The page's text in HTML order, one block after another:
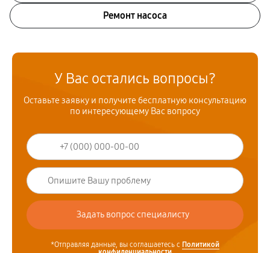
Ремонт насоса
У Вас остались вопросы?
Оставьте заявку и получите бесплатную консультацию
по интересующему Вас вопросу
*Отправляя данные, вы соглашаетесь с Политикой